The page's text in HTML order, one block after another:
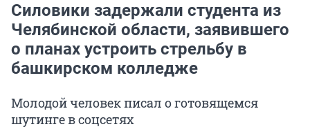
Силовики задержали студента из
Челябинской области, заявившего
о планах устроить стрельбу в
башкирском колледже
Молодой человек писал о готовящемся
шутинге в соцсетях